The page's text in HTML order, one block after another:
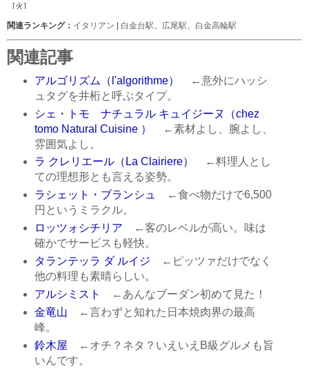
関連ランキング： イタリアン | 白金台駅 広尾駅 白金高輪駅
関連記事
アルゴリズム（l'algorithme）
←意外にハッシ
ュタグを井桁と呼ぶタイプ。
シェ・トモ ナチュラル キュイジーヌ（chez
tomo Natural Cuisine ）
←素材よし、腕よし、
雰囲気よし。
ラ クレリエール（La Clairiere）
←料理人とし
ての理想形とも言える姿勢。
ラシェット・ブランシュ ←食べ物だけで6,500
円というミラクル。
ロッツォシチリア ←客のレベルが高い。味は
確かでサービスも軽快。
タランテッラ ダ ルイジ ←ピッツァだけでなく
他の料理も素晴らしい。
アルシミスト
←あんなブーダン初めて見た！
金竜山 ←言わずと知れた日本焼肉界の最高
峰。
鈴木屋 ←オチ？ネタ？いえいえB級グルメも旨
いんです。